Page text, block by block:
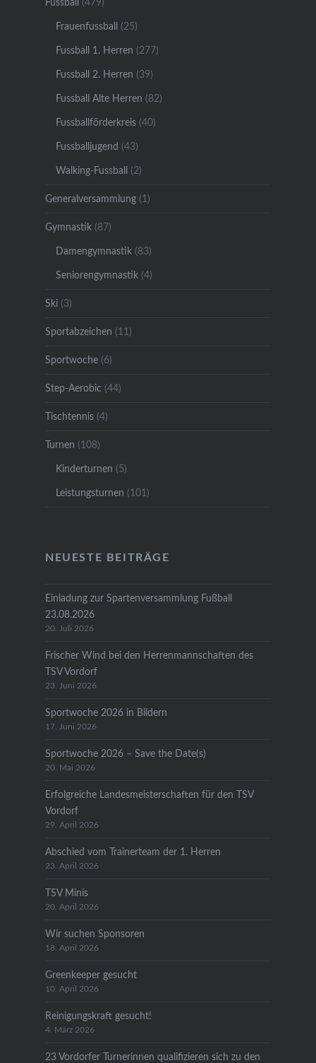
Fussball (479)
Frauenfussball (25)
Fussball 1. Herren (277)
Fussball 2. Herren (39)
Fussball Alte Herren (82)
Fussballförderkreis(40)
Fussballjugend (43)
Walking-Fussball (2)
Generalversammlung(1)
Gymnastik(87)
Damengymnastik(83)
Seniorengymnastik(4)
Ski(3)
Sportabzeichen (11)
Sportwoche(6)
Step-Aerobic (44)
Tischtennis(4)
Turnen (108)
Kinderturnen (5)
Leistungsturnen (101)
NEUESTE BEITRÄGE
Einladung zur Spartenversammlung Fußball
23.08.2026
20. Juli 2026
Frischer Wind bei den Herrenmannschaften des
TSV Vordorf
23. Juni 2026
Sportwoche 2026 in Bildern
17. Juni 2026
Sportwoche 2026 – Save the Date(s)
20. Mai 2026
Erfolgreiche Landesmeisterschaften für den TSV
Vordorf
29. April 2026
Abschied vom Trainerteam der 1. Herren
23. April 2026
TSV Minis
20. April 2026
Wir suchen Sponsoren
18. April 2026
Greenkeeper gesucht
10. April 2026
Reinigungskraft gesucht!
4. März 2026
23 Vordorfer Turnerinnen qualifizieren sich zu den